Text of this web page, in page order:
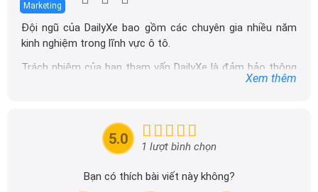
Marketing
Đội ngũ của DailyXe bao gồm các chuyên gia nhiều năm
kinh nghiệm trong lĩnh vực ô tô.
Trách nhiệm của ban tham vấn DailyXe là đảm bảo thông
tin chính xác được đăng tải trên dailyxe.com.vn, thường
tin nhanh chóng và dễ dàng hơn.
Xem thêm
5.0 1 lượt bình chọn
Bạn có thích bài viết này không?